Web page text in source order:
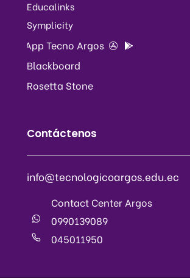
Educalinks
Symplicity
App Tecno Argos
Blackboard
Rosetta Stone
Contáctenos
info@tecnologicoargos.edu.ec
Contact Center Argos
0990139089
045011950